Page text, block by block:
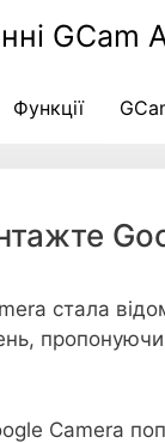
GCam
Функції
стала
пропонуючи
Camera